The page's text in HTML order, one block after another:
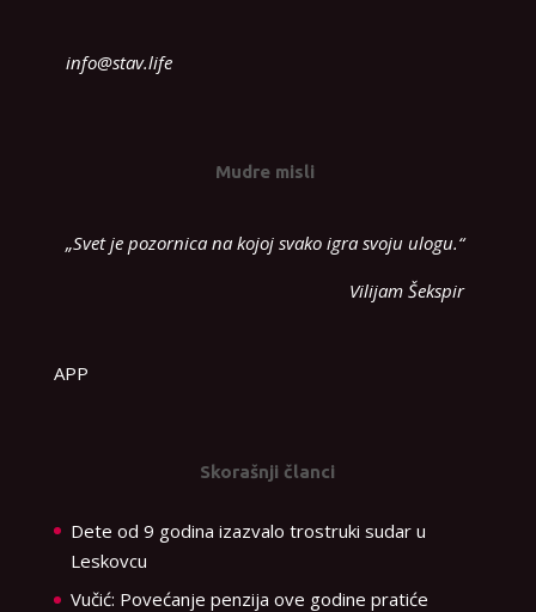
info@stav.life
Mudre misli
„Svet je pozornica na kojoj svako igra svoju ulogu.“
Vilijam Šekspir
APP
Skorašnji članci
Dete od 9 godina izazvalo trostruki sudar u
Leskovcu
Vučić: Povećanje penzija ove godine pratiće